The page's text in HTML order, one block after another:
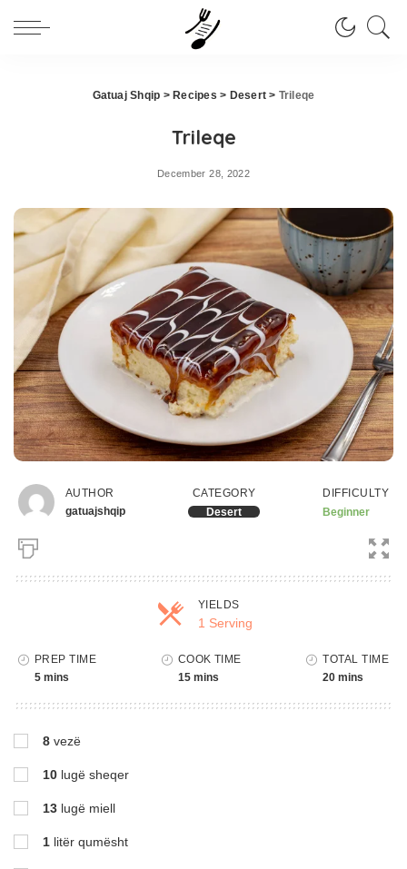
Gatuaj Shqip > Recipes > Desert > Trileqe
Trileqe
December 28, 2022
AUTHOR
gatuajshqip
CATEGORY
Desert
DIFFICULTY
Beginner
YIELDS
1 Serving
PREP TIME
5 mins
COOK TIME
15 mins
TOTAL TIME
20 mins
8 vezë
10 lugë sheqer
13 lugë miell
1 litër qumësht